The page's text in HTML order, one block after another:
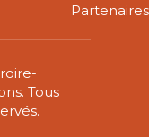
Partenaires
Tous